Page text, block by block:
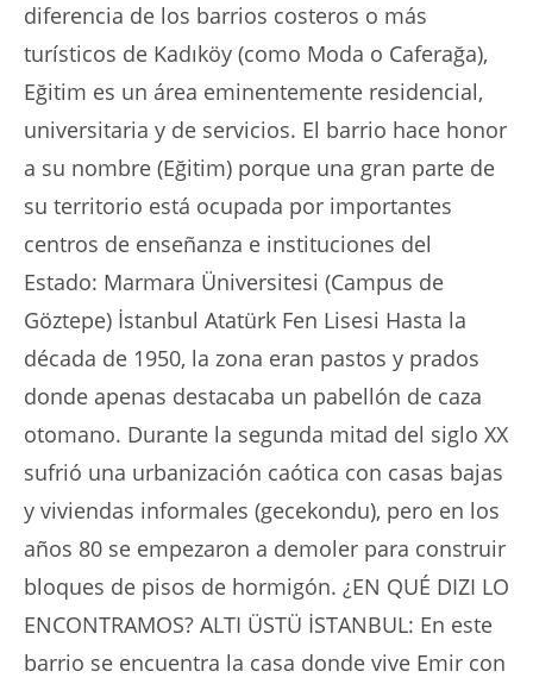
diferencia de los barrios costeros o más
turísticos de Kadıköy (como Moda o Caferağa),
Eğitim es un área eminentemente residencial,
universitaria y de servicios. El barrio hace honor
a su nombre (Eğitim) porque una gran parte de
su territorio está ocupada por importantes
centros de enseñanza e instituciones del
Estado: Marmara Üniversitesi (Campus de
Göztepe) İstanbul Atatürk Fen Lisesi Hasta la
década de 1950, la zona eran pastos y prados
donde apenas destacaba un pabellón de caza
otomano. Durante la segunda mitad del siglo XX
sufrió una urbanización caótica con casas bajas
y viviendas informales (gecekondu), pero en los
años 80 se empezaron a demoler para construir
bloques de pisos de hormigón. ¿EN QUÉ DIZI LO
ENCONTRAMOS? ALTI ÜSTÜ İSTANBUL: En este
barrio se encuentra la casa donde vive Emir con